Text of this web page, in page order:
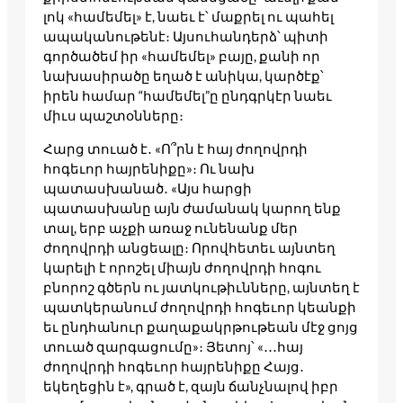
լոկ «համեմել» է, նաեւ է՝ մաքրել ու պահել
ապականութենէ։ Այսուհանդերձ՝ պիտի
գործածեմ իր «համեմել» բայը, քանի որ
նախասիրածը եղած է անիկա, կարծէք՝
իրեն համար “համեմել”ը ընդգրկէր նաեւ
միւս պաշտօնները։
Հարց տուած է․ «Ո՞րն է հայ ժողովրդի
հոգեւոր հայրենիքը»։ Ու նախ
պատասխանած․ «Այս հարցի
պատասխանը այն ժամանակ կարող ենք
տալ, երբ աչքի առաջ ունենանք մեր
ժողովրդի անցեալը։ Որովհետեւ այնտեղ
կարելի է որոշել միայն ժողովրդի հոգու
բնորոշ գծերն ու յատկութիւնները, այնտեղ է
պատկերանում ժողովրդի հոգեւոր կեանքի
եւ ընդհանուր քաղաքակրթութեան մէջ ցոյց
տուած զարգացումը»։ Յետոյ՝ «․․․հայ
ժողովրդի հոգեւոր հայրենիքը Հայց․
եկեղեցին է», գրած է, զայն ճանչնալով իբր